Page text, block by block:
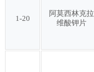
第七十一批
第七十三批
1-20
阿莫西林克拉
维酸钾片